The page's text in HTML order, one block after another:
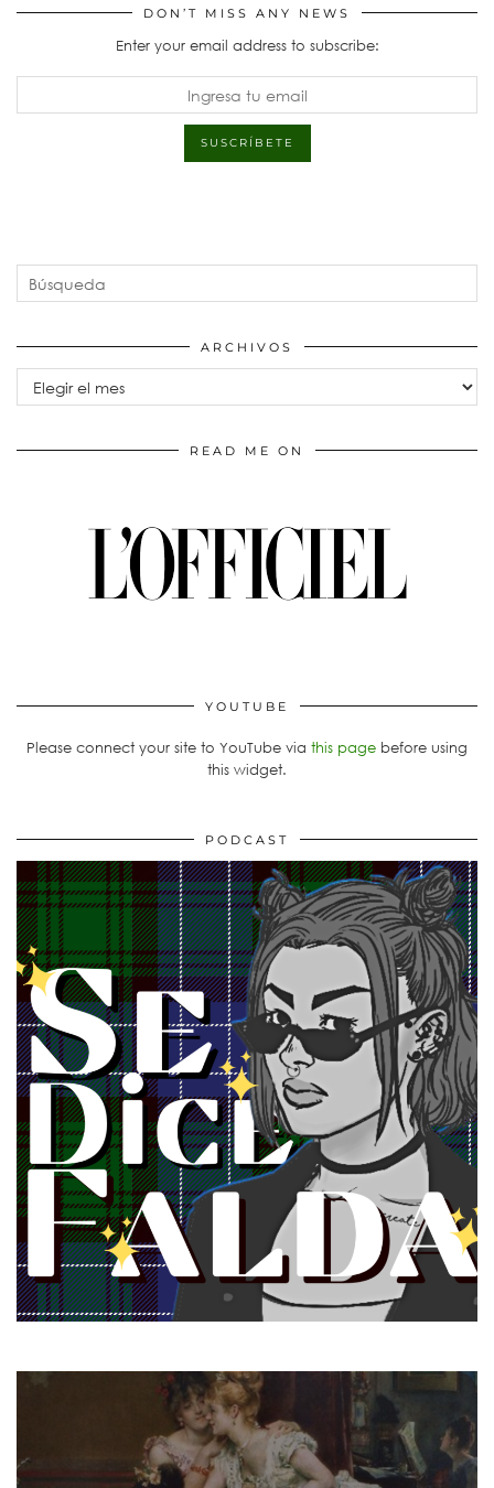
DON’T MISS ANY NEWS
Enter your email address to subscribe:
ARCHIVOS
Archivos
READ ME ON
YOUTUBE
Please connect your site to YouTube via this page before using
this widget.
PODCAST